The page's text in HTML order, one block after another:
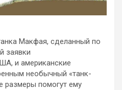
Макфая, сделанный по
заявки
и американские
необычный «танк-
размеры помогут ему